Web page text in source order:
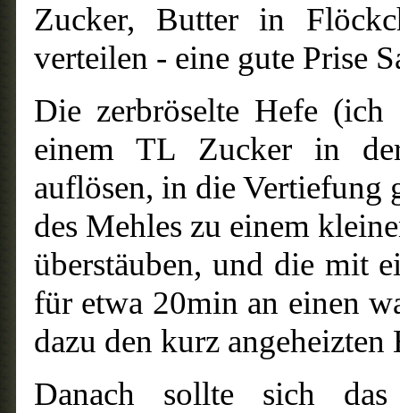
Zucker, Butter in
verteilen - eine gute Prise
Die zerbröselte Hefe
einem TL Zucker in
auflösen, in die Vertiefung
des Mehles zu einem
überstäuben, und die mit
für etwa 20min an einen
dazu den kurz
Danach sollte sich